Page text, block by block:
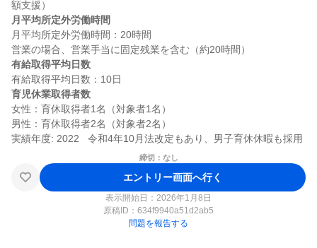
月平均所定外労働時間
月平均所定外労働時間：20時間
有給取得平均日数
育児休業取得者数
女性：育休取得者1名（対象者1名）
男性：育休取得者2名（対象者2名）
締切：なし
エントリー画面へ行く
表示開始日：2026年1月8日
原稿ID： 634f9940a51d2ab5
問題を報告する